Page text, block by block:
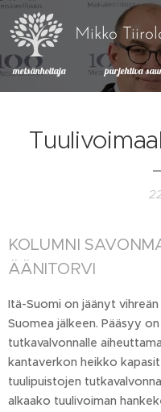
Mikko
metsänhoitaja purjehtiva
KOLUMNI
ÄÄNITORVI
Itä-Suomi on jäänyt
Suomea jälkeen. Pääsyy
tutkavalvonnalle
kantaverkon heikko
tuulipuistojen
alkaako tuulivoiman